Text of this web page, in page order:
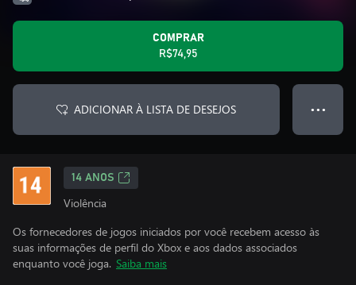
COMPRAR
R$74,95
ADICIONAR À LISTA DE DESEJOS ● ● ●
14 ANOS
Violência
Os fornecedores de jogos iniciados por você recebem acesso às
suas informações de perfil do Xbox e aos dados associados
enquanto você joga. Saiba mais